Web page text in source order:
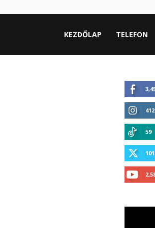
KEZDŐLAP TELEFON
412
59
101